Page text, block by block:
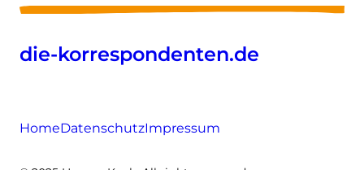
die-korrespondenten.de
HomeDatenschutzImpressum